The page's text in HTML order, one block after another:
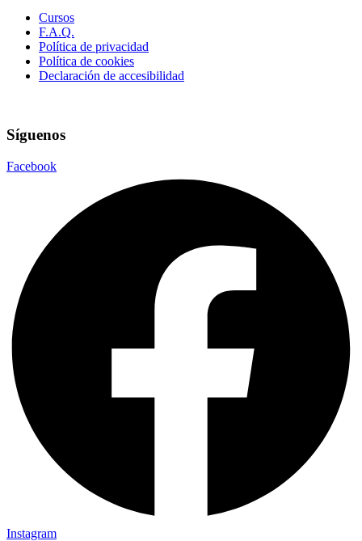
Cursos
F.A.Q.
Política de privacidad
Política de cookies
Declaración de accesibilidad
Síguenos
Facebook
Instagram